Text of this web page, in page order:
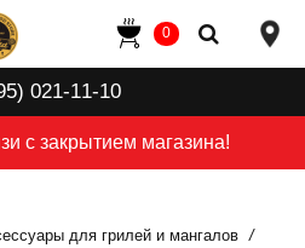
с закрытием магазина!
021-11-10
0
для грилей и мангалов